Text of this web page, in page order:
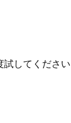
試してください